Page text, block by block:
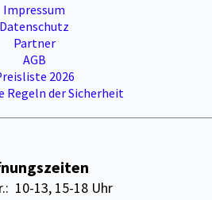
Impressum
Datenschutz
Partner
AGB
2026
Regeln der Sicherheit
10-13, 15-18 Uhr